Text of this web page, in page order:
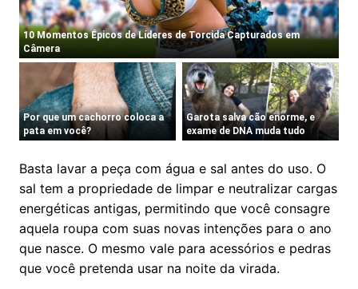
Basta lavar a peça com água e sal antes do uso. O
sal tem a propriedade de limpar e neutralizar cargas
energéticas antigas, permitindo que você consagre
aquela roupa com suas novas intenções para o ano
que nasce. O mesmo vale para acessórios e pedras
que você pretenda usar na noite da virada.